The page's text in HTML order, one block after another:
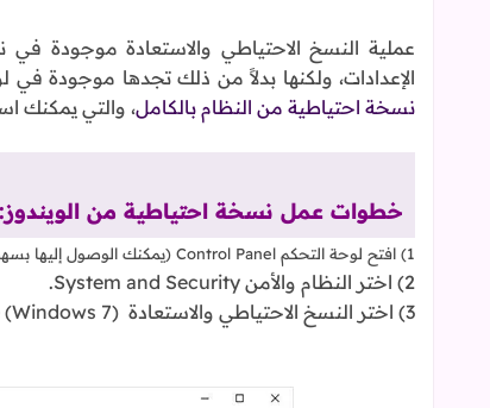
الإعدادات، ولكنها بدلاً من ذلك تجدها موجودة في
نسخة احتياطية من النظام بالكامل، والتي يمكنك
خطوات عمل نسخة احتياطية من الويندوز:
1) افتح لوحة التحكم Control Panel (يمكنك الوصول إليها بسهولة عن طريق كتابتها في مربع البحث).
2) اختر النظام والأمن System and Security.
3) اختر النسخ الاحتياطي والاستعادة (Backup and Restore (Windows 7.